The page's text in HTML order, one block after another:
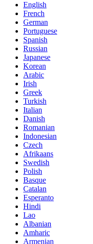
English
French
German
Portuguese
Spanish
Russian
Japanese
Korean
Arabic
Irish
Greek
Turkish
Italian
Danish
Romanian
Indonesian
Czech
Afrikaans
Swedish
Polish
Basque
Catalan
Esperanto
Hindi
Lao
Albanian
Amharic
Armenian